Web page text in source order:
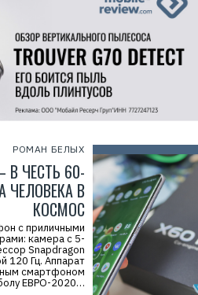
РОМАН БЕЛЫХ
В ЧЕСТЬ 60-
ЧЕЛОВЕКА В
КОСМОС
с приличными
камера с 5-
Snapdragon
120 Гц. Аппарат
смартфоном
ЕВРО-2020…